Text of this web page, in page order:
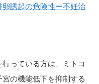
誘起の危険性ー不妊治
っている方は、ミトコ
の機能低下を抑制する